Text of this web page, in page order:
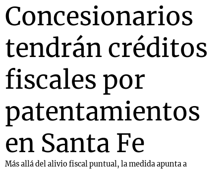
Concesionarios
tendrán créditos
fiscales por
patentamientos
en Santa Fe
Más allá del alivio fiscal puntual, la medida apunta a